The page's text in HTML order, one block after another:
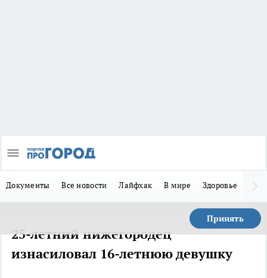
Документы Все новости Лайфхак В мире Здоровье
Принять
25-летний нижегородец
изнасиловал 16-летнюю девушку